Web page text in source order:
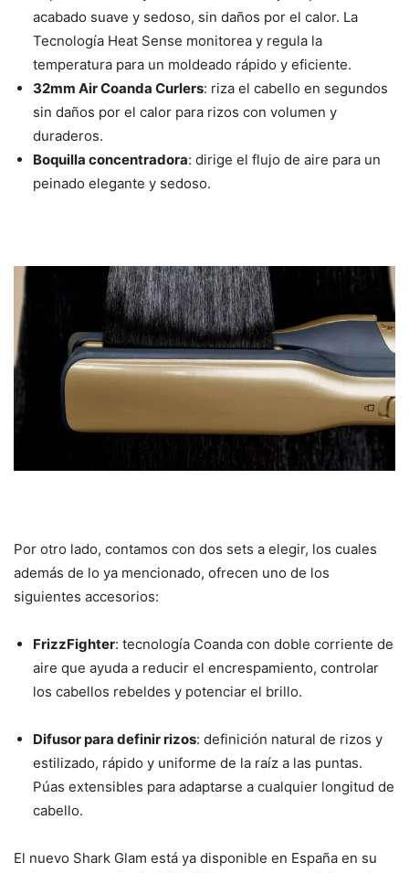
acabado suave y sedoso, sin daños por el calor. La
Tecnología Heat Sense monitorea y regula la
temperatura para un moldeado rápido y eficiente.
32mm Air Coanda Curlers: riza el cabello en segundos
sin daños por el calor para rizos con volumen y
duraderos.
Boquilla concentradora: dirige el flujo de aire para un
peinado elegante y sedoso.
Por otro lado, contamos con dos sets a elegir, los cuales
además de lo ya mencionado, ofrecen uno de los
siguientes accesorios:
FrizzFighter: tecnología Coanda con doble corriente de
aire que ayuda a reducir el encrespamiento, controlar
los cabellos rebeldes y potenciar el brillo.
Difusor para definir rizos: definición natural de rizos y
estilizado, rápido y uniforme de la raíz a las puntas.
Púas extensibles para adaptarse a cualquier longitud de
cabello.
El nuevo Shark Glam está ya disponible en España en su